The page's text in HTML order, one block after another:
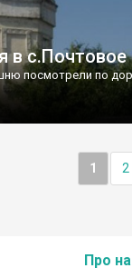
в с.Почтовое
посмотрели по
1 2
Про